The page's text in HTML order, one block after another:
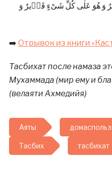
وَ هُوَ عَلٰى كُلِّ شَىْءٍ قَدٖيرٌ وَ
➡️ Отрывок из книги
Тасбихат после намаза
Мухаммада (мир ему и
(велаяти Ахмедийя)
Аяты
Тасбих тасбихат